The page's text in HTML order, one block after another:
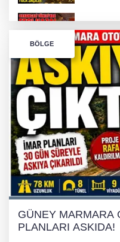
Bursa’da
İHRACAT
KARŞILIĞI
TONAMİ
GÜNEY
PLANLARI
BÖLGE
GÜNEY MARMARA
PLANLARI ASKIDA!